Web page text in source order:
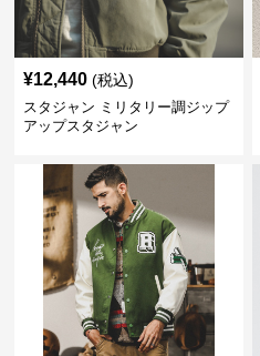
¥12,440 (税込)
スタジャン ミリタリー調ジップ
アップスタジャン